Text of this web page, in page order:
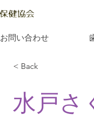
お問い合わせ
< Back
水戸さ